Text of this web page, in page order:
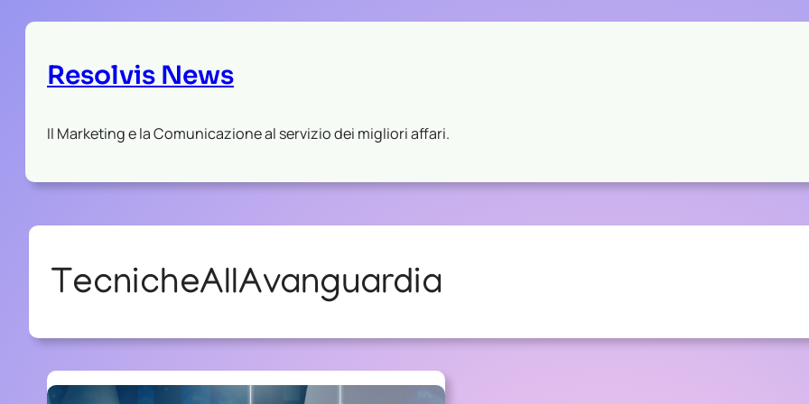
Resolvis News
Il Marketing e la Comunicazione al servizio dei migliori affari.
TecnicheAllAvanguardia